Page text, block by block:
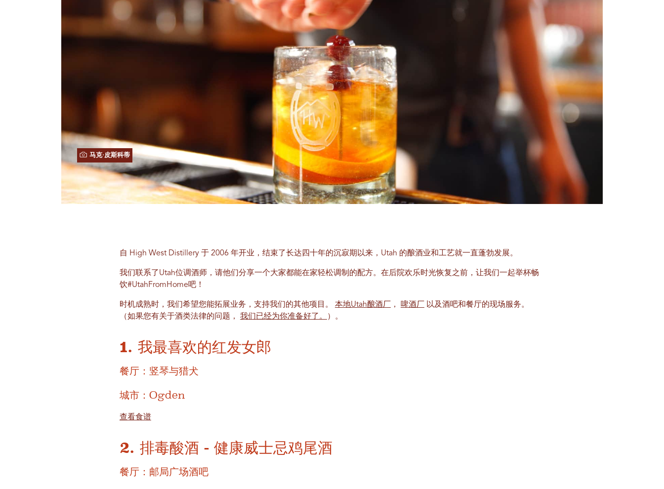
马克·皮斯科蒂
自 High West Distillery 于 2006 年开业，结束了长达四十年的沉寂期以来，Utah 的酿酒业和工艺就一直蓬勃发展。
我们联系了Utah位调酒师，请他们分享一个大家都能在家轻松调制的配方。在后院欢乐时光恢复之前，让我们一起举杯畅
饮#UtahFromHome吧！
时机成熟时，我们希望您能拓展业务，支持我们的其他项目。 本地Utah酿酒厂 ， 啤酒厂
以及酒吧和餐厅的现场服务。
（如果您有关于酒类法律的问题， 我们已经为你准备好了。 ）。
1. 我最喜欢的红发女郎
餐厅：竖琴与猎犬
城市：Ogden
查看食谱
2. 排毒酸酒 - 健康威士忌鸡尾酒
餐厅：邮局广场酒吧